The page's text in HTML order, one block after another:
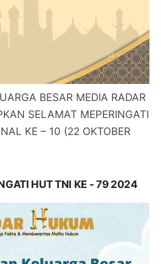
BESAR MEDIA RADAR
SELAMAT MEPERINGATI
KE – 10 (22 OKTOBER
HUT TNI KE - 79 2024